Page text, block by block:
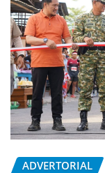
ADVERTORIAL